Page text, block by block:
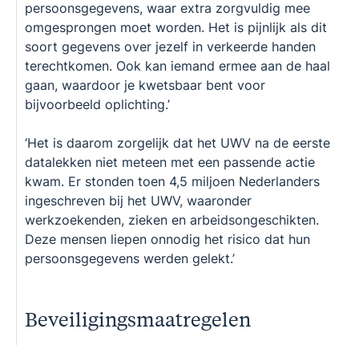
persoonsgegevens, waar extra zorgvuldig mee
omgesprongen moet worden. Het is pijnlijk als dit
soort gegevens over jezelf in verkeerde handen
terechtkomen. Ook kan iemand ermee aan de haal
gaan, waardoor je kwetsbaar bent voor
bijvoorbeeld oplichting.’
‘Het is daarom zorgelijk dat het UWV na de eerste
datalekken niet meteen met een passende actie
kwam. Er stonden toen 4,5 miljoen Nederlanders
ingeschreven bij het UWV, waaronder
werkzoekenden, zieken en arbeidsongeschikten.
Deze mensen liepen onnodig het risico dat hun
persoonsgegevens werden gelekt.’
Beveiligingsmaatregelen